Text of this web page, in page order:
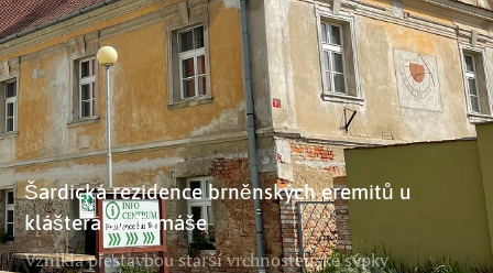
Šardická rezidence brněnských eremitů u
kláštera sv. Tomáše
Vznikla přestavbou starší vrchnostenské sýpky